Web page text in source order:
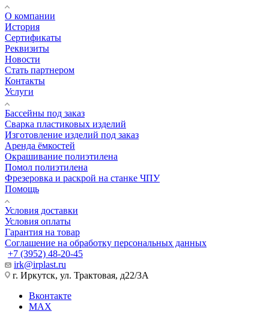
О компании
История
Сертификаты
Реквизиты
Новости
Стать партнером
Контакты
Услуги
Бассейны под заказ
Сварка пластиковых изделий
Изготовление изделий под заказ
Аренда ёмкостей
Окрашивание полиэтилена
Помол полиэтилена
Фрезеровка и раскрой на станке ЧПУ
Помощь
Условия доставки
Условия оплаты
Гарантия на товар
Соглашение на обработку персональных данных
+7 (3952) 48-20-45
irk@irplast.ru
г. Иркутск, ул. Трактовая, д22/3А
Вконтакте
MAX